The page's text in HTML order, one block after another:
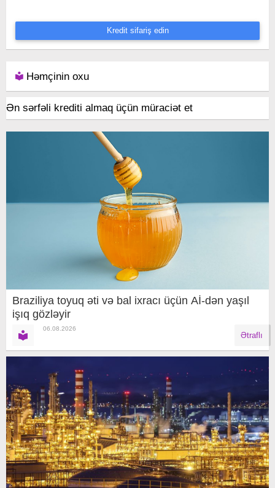
Kredit sifariş edin
Həmçinin oxu
Ən sərfəli krediti almaq üçün müraciət et
Braziliya toyuq əti və bal ixracı üçün Aİ-dən yaşıl
işıq gözləyir
06.08.2026
Ətraflı